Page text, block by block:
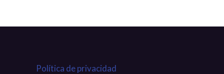
Política de privacidad